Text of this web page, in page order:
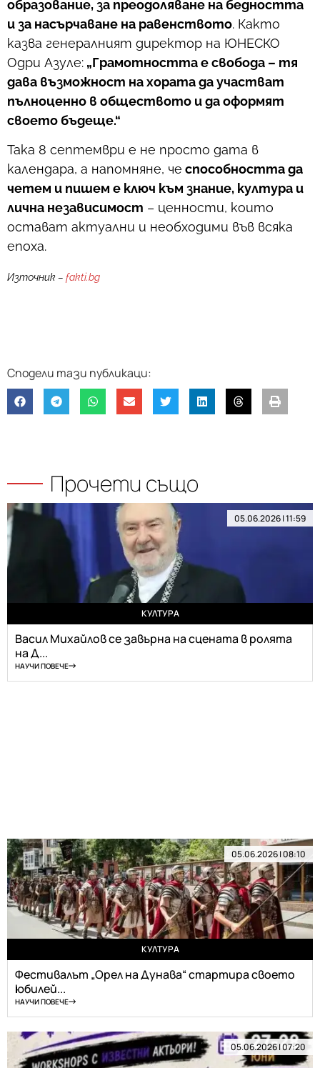
образование, за преодоляване на бедността
и за насърчаване на равенството. Както
казва генералният директор на ЮНЕСКО
Одри Азуле: „Грамотността е свобода – тя
дава възможност на хората да участват
пълноценно в обществото и да оформят
своето бъдеще.“
Така 8 септември е не просто дата в
календара, а напомняне, че способността да
четем и пишем е ключ към знание, култура и
лична независимост – ценности, които
остават актуални и необходими във всяка
епоха.
Източник – fakti.bg
Прочети също
05.06.2026 | 11:59
КУЛТУРА
Васил Михайлов се завърна на сцената в ролята
на Д...
НАУЧИ ПОВЕЧЕ
05.06.2026 | 08:10
КУЛТУРА
Фестивалът „Орел на Дунава“ стартира своето
юбилей...
НАУЧИ ПОВЕЧЕ
05.06.2026 | 07:20